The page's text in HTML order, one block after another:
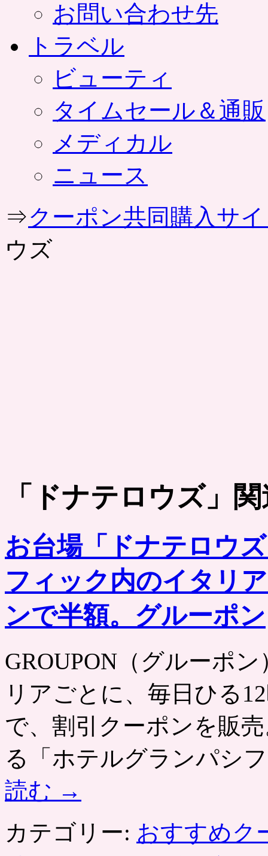
お問い合わせ先
トラベル
ビューティ
タイムセール＆通販
メディカル
ニュース
⇒クーポン共同購入サ
ウズ
「 ドナテロウズ」関
お台場「ドナテロウ
フィック内のイタリ
ンで半額。グルーポン
GROUPON（グルーポ
リアごとに、毎日ひる
で、割引クーポンを販
る「ホテルグランパシ
読む →
カテゴリー: おすすめク